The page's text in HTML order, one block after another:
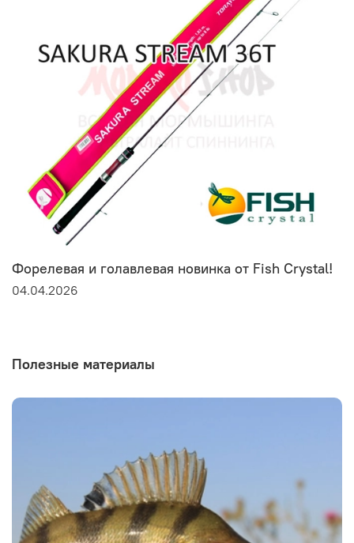
Форелевая и голавлевая новинка от Fish Crystal!
04.04.2026
Полезные материалы